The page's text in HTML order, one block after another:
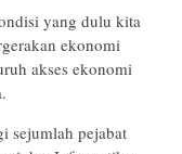
yang dulu kita
ekonomi
akses ekonomi
sejumlah pejabat